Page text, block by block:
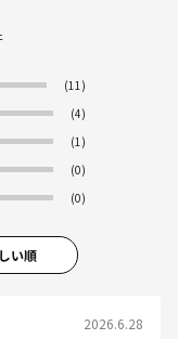
(11)
(4)
(1)
(0)
(0)
い順
2026.6.28